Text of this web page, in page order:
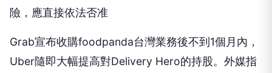
險，應直接依法否准
Grab宣布收購foodpanda台灣業務後不到1個月內，
Uber隨即大幅提高對Delivery Hero的持股。外媒指